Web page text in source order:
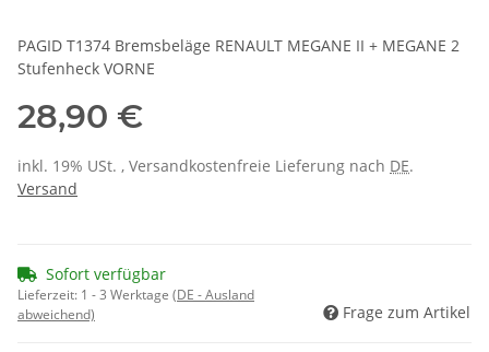
PAGID T1374 Bremsbeläge RENAULT MEGANE II + MEGANE 2
Stufenheck VORNE
28,90 €
inkl. 19% USt. , Versandkostenfreie Lieferung nach DE.
Versand
Sofort verfügbar
Lieferzeit: 1 - 3 Werktage (DE - Ausland
abweichend)
Frage zum Artikel